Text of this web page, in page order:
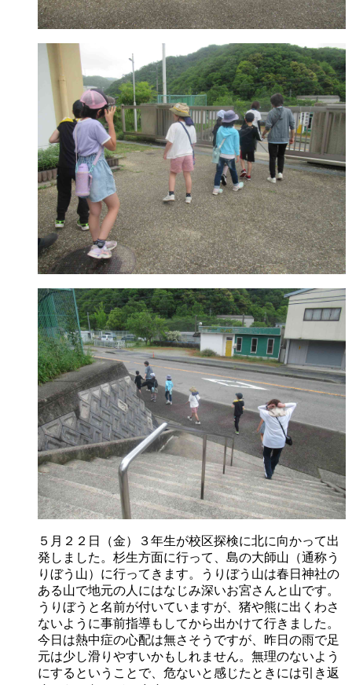
５月２２日（金）３年生が校区探検に北に向かって出
発しました。杉生方面に行って、島の大師山（通称う
りぼう山）に行ってきます。うりぼう山は春日神社の
ある山で地元の人にはなじみ深いお宮さんと山です。
うりぼうと名前が付いていますが、猪や熊に出くわさ
ないように事前指導もしてから出かけて行きました。
今日は熱中症の心配は無さそうですが、昨日の雨で足
元は少し滑りやすいかもしれません。無理のないよう
にするということで、危ないと感じたときには引き返